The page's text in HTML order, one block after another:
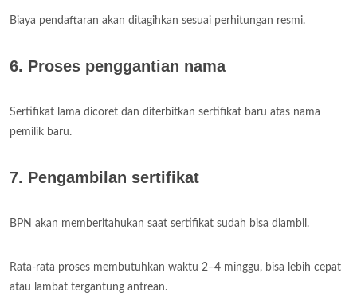
Biaya pendaftaran akan ditagihkan sesuai perhitungan resmi.
6. Proses penggantian nama
Sertifikat lama dicoret dan diterbitkan sertifikat baru atas nama
pemilik baru.
7. Pengambilan sertifikat
BPN akan memberitahukan saat sertifikat sudah bisa diambil.
Rata-rata proses membutuhkan waktu 2–4 minggu, bisa lebih cepat
atau lambat tergantung antrean.